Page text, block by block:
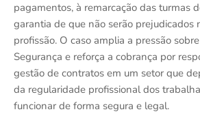
pagamentos, à remarcação das turmas
garantia de que não serão prejudicados
profissão. O caso amplia a pressão
Segurança e reforça a cobrança por
gestão de contratos em um setor que
da regularidade profissional dos
funcionar de forma segura e legal.